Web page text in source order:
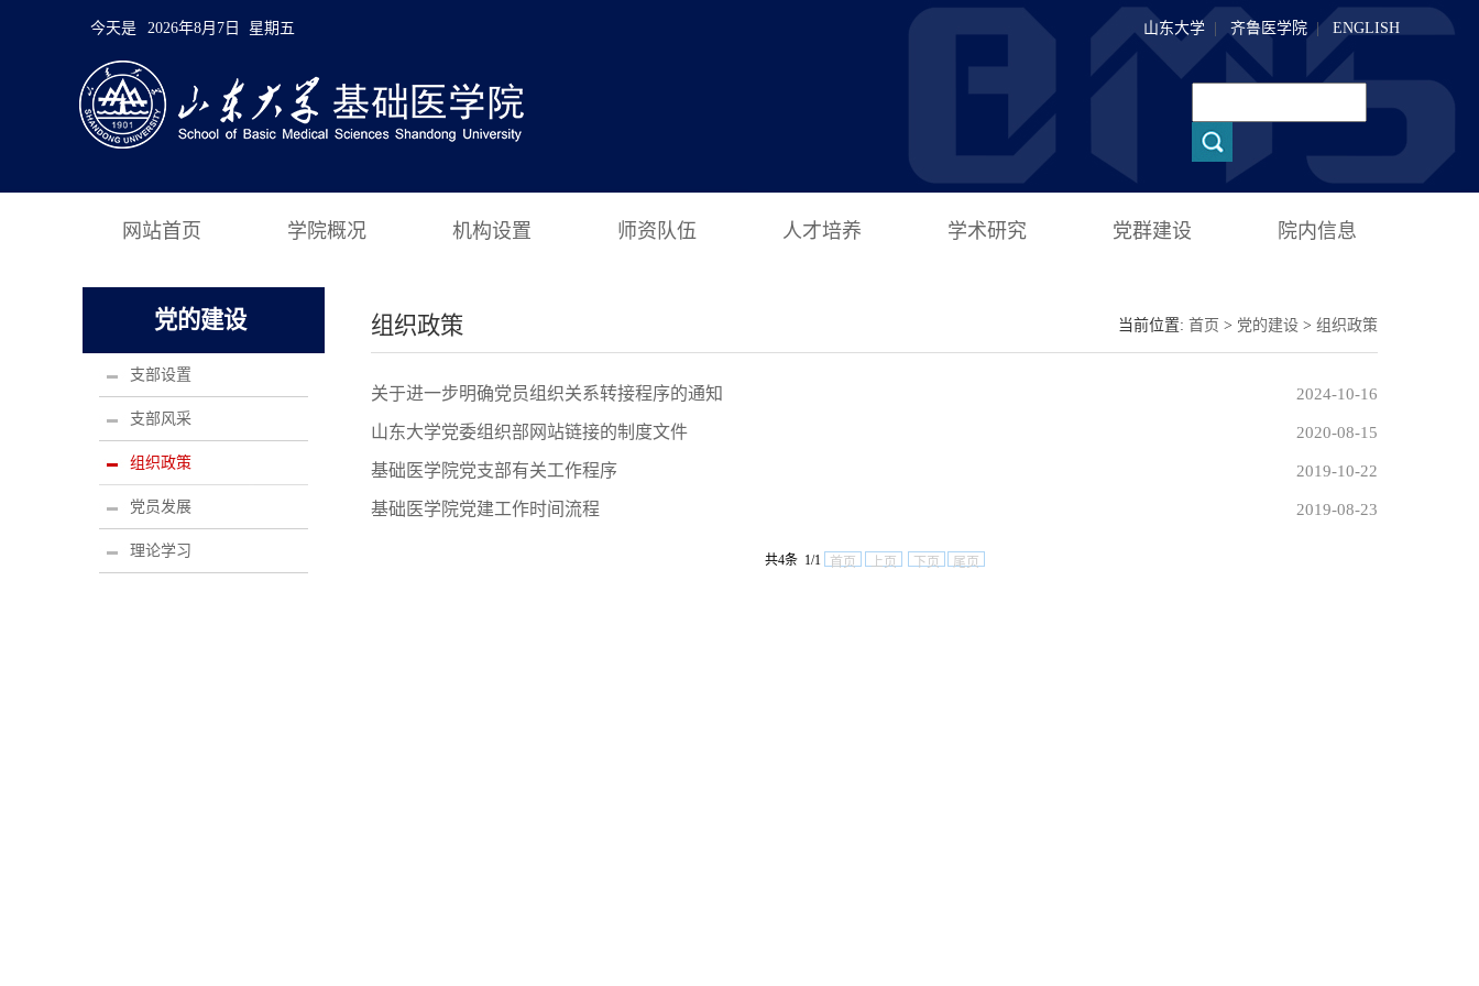
今天是 2026年8月7日 星期五 山东大学 齐鲁医学院 | ENGLISH
网站首页 学院概况 机构设置 师资队伍 人才培养 学术研究 党群建设 院内信息
党的建设
支部设置
支部风采
组织政策
党员发展
理论学习
组织政策 当前位置: 首页 > 党的建设 > 组织政策
关于进一步明确党员组织关系转接程序的通知 2024-10-16
山东大学党委组织部网站链接的制度文件 2020-08-15
基础医学院党支部有关工作程序 2019-10-22
基础医学院党建工作时间流程 2019-08-23
共4条 1/1 首页 上页 下页 尾页